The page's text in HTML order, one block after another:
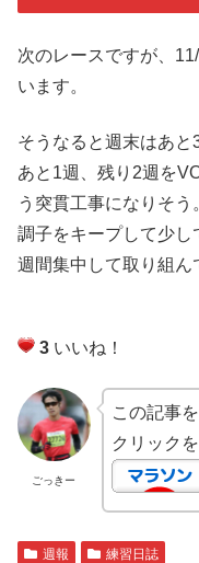
次のレースですが、
います。
そうなると週末はあ
あと1週、残り2週を
う突貫工事になりそう
調子をキープして少
週間集中して取り組ん
3 いいね！
ごっきー
この記事
クリック
週報 練習日誌